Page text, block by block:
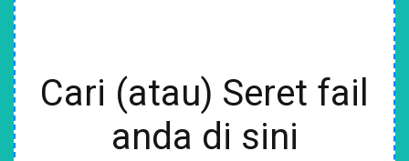
Cari (atau) Seret fail
anda di sini